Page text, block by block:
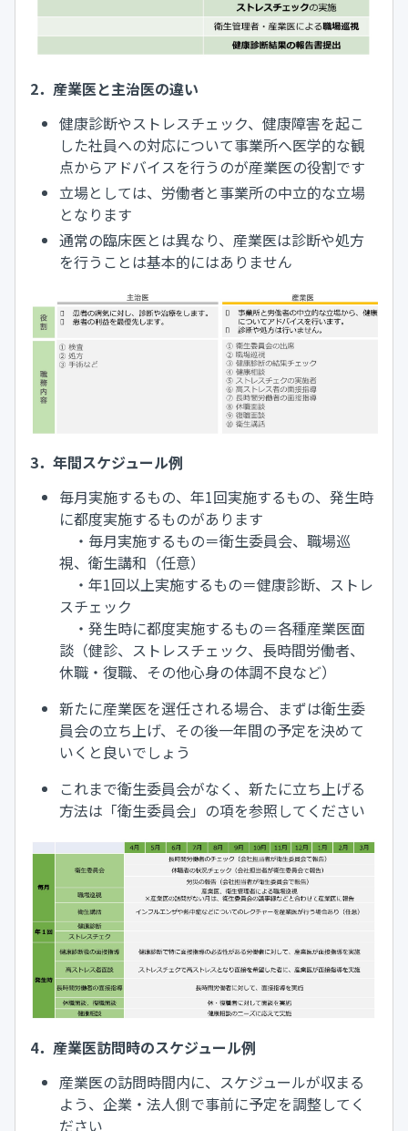
2．産業医と主治医の違い
健康診断やストレスチェック、健康障害を起こ
した社員への対応について事業所へ医学的な観
点からアドバイスを行うのが産業医の役割です
立場としては、労働者と事業所の中立的な立場
となります
通常の臨床医とは異なり、産業医は診断や処方
を行うことは基本的にはありません
3．年間スケジュール例
毎月実施するもの、年1回実施するもの、発生時
に都度実施するものがあります
・毎月実施するもの＝衛生委員会、職場巡
視、衛生講和（任意）
・年1回以上実施するもの＝健康診断、ストレ
スチェック
・発生時に都度実施するもの＝各種産業医面
談（健診、ストレスチェック、長時間労働者、
休職・復職、その他心身の体調不良など）
新たに産業医を選任される場合、まずは衛生委
員会の立ち上げ、その後一年間の予定を決めて
いくと良いでしょう
これまで衛生委員会がなく、新たに立ち上げる
方法は「衛生委員会」の項を参照してください
4．産業医訪問時のスケジュール例
産業医の訪問時間内に、スケジュールが収まる
よう、企業・法人側で事前に予定を調整してく
ださい